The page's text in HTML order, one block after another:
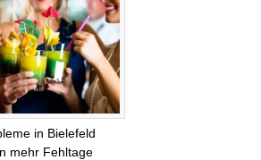
in Bielefeld
mehr Fehltage